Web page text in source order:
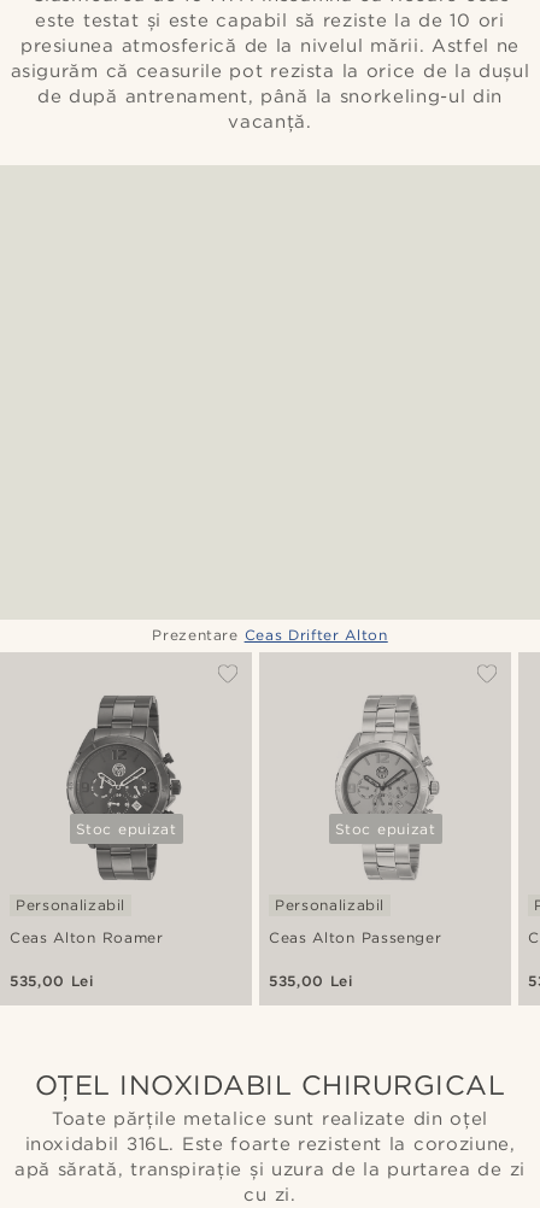
este testat și este capabil să reziste la de 10 ori
presiunea atmosferică de la nivelul mării. Astfel ne
asigurăm că ceasurile pot rezista la orice de la dușul
de după antrenament, până la snorkeling-ul din
vacanță.
Prezentare Ceas Drifter Alton
Stoc epuizat
Ceas Alton Roamer
Personalizabil
535,00 Lei
Stoc epuizat
Ceas Alton Passenger
Personalizabil
535,00 Lei
OȚEL INOXIDABIL CHIRURGICAL
Toate părțile metalice sunt realizate din oțel
inoxidabil 316L. Este foarte rezistent la coroziune,
apă sărată, transpirație și uzura de la purtarea de zi
cu zi.